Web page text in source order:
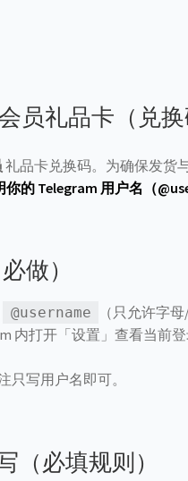
员礼品卡（兑换
礼品卡兑换码。为确保发货
的 Telegram 用户名（
做）
@username
（只允许字
内打开「设置」查看当前
只写用户名即可。
（必填规则）